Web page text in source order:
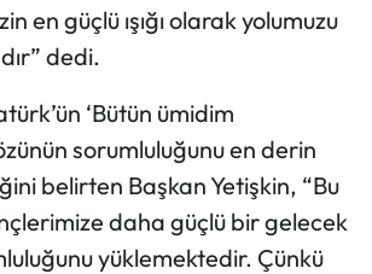
en güçlü ışığı olarak yolumuzu
dedi.
‘Bütün ümidim
sorumluluğunu en derin
belirten Başkan Yetişkin, “Bu
daha güçlü bir gelecek
yüklemektedir. Çünkü